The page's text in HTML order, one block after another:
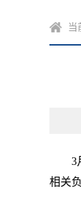
当
3
相关